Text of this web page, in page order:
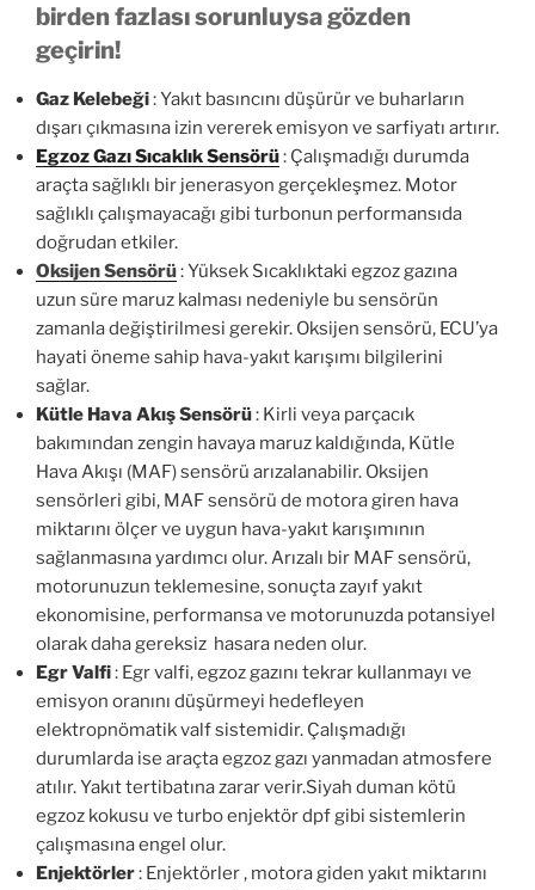
birden fazlası sorunluysa gözden
geçirin!
Gaz Kelebeği: Yakıt basıncını düşürür ve buharların
dışarı çıkmasına izin vererek emisyon ve sarfiyatı artırır.
Egzoz Gazı Sıcaklık Sensörü: Çalışmadığı durumda
araçta sağlıklı bir jenerasyon gerçekleşmez. Motor
sağlıklı çalışmayacağı gibi turbonun performansıda
doğrudan etkiler.
Oksijen Sensörü: Yüksek Sıcaklıktaki egzoz gazına
uzun süre maruz kalması nedeniyle bu sensörün
zamanla değiştirilmesi gerekir. Oksijen sensörü, ECU’ya
hayati öneme sahip hava-yakıt karışımı bilgilerini
sağlar.
Kütle Hava Akış Sensörü: Kirli veya parçacık
bakımından zengin havaya maruz kaldığında, Kütle
Hava Akışı (MAF) sensörü arızalanabilir. Oksijen
sensörleri gibi, MAF sensörü de motora giren hava
miktarını ölçer ve uygun hava-yakıt karışımının
sağlanmasına yardımcı olur. Arızalı bir MAF sensörü,
motorunuzun teklemesine, sonuçta zayıf yakıt
ekonomisine, performansa ve motorunuzda potansiyel
olarak daha gereksiz hasara neden olur.
Egr Valfi: Egr valfi, egzoz gazını tekrar kullanmayı ve
emisyon oranını düşürmeyi hedefleyen
elektropnömatik valf sistemidir. Çalışmadığı
durumlarda ise araçta egzoz gazı yanmadan atmosfere
atılır. Yakıt tertibatına zarar verir.Siyah duman kötü
egzoz kokusu ve turbo enjektör dpf gibi sistemlerin
çalışmasına engel olur.
Enjektörler: Enjektörler , motora giden yakıt miktarını